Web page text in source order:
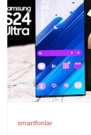
smartfonlar